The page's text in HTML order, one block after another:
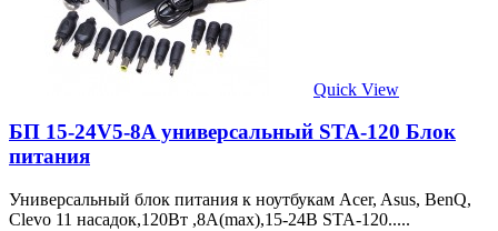
Quick View
БП 15-24V5-8A универсальный STA-120 Блок
питания
Универсальный блок питания к ноутбукам Acer, Asus, BenQ,
Clevo 11 насадок,120Вт ,8А(max),15-24В STA-120.....